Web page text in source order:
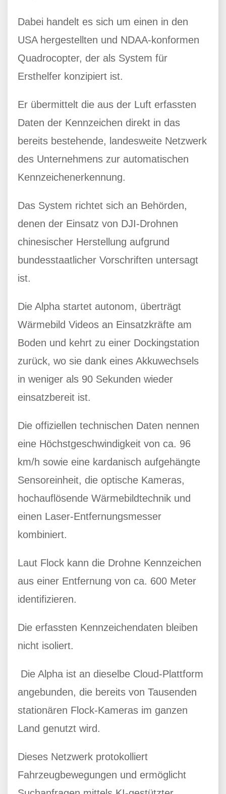
Dabei handelt es sich um einen in den
USA hergestellten und NDAA-konformen
Quadrocopter, der als System für
Ersthelfer konzipiert ist.
Er übermittelt die aus der Luft erfassten
Daten der Kennzeichen direkt in das
bereits bestehende, landesweite Netzwerk
des Unternehmens zur automatischen
Kennzeichenerkennung.
Das System richtet sich an Behörden,
denen der Einsatz von DJI-Drohnen
chinesischer Herstellung aufgrund
bundesstaatlicher Vorschriften untersagt
ist.
Die Alpha startet autonom, überträgt
Wärmebild Videos an Einsatzkräfte am
Boden und kehrt zu einer Dockingstation
zurück, wo sie dank eines Akkuwechsels
in weniger als 90 Sekunden wieder
einsatzbereit ist.
Die offiziellen technischen Daten nennen
eine Höchstgeschwindigkeit von ca. 96
km/h sowie eine kardanisch aufgehängte
Sensoreinheit, die optische Kameras,
hochauflösende Wärmebildtechnik und
einen Laser-Entfernungsmesser
kombiniert.
Laut Flock kann die Drohne Kennzeichen
aus einer Entfernung von ca. 600 Meter
identifizieren.
Die erfassten Kennzeichendaten bleiben
nicht isoliert.
Die Alpha ist an dieselbe Cloud-Plattform
angebunden, die bereits von Tausenden
stationären Flock-Kameras im ganzen
Land genutzt wird.
Dieses Netzwerk protokolliert
Fahrzeugbewegungen und ermöglicht